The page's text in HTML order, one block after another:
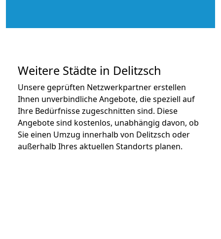
Weitere Städte in Delitzsch
Unsere geprüften Netzwerkpartner erstellen
Ihnen unverbindliche Angebote, die speziell auf
Ihre Bedürfnisse zugeschnitten sind. Diese
Angebote sind kostenlos, unabhängig davon, ob
Sie einen Umzug innerhalb von Delitzsch oder
außerhalb Ihres aktuellen Standorts planen.